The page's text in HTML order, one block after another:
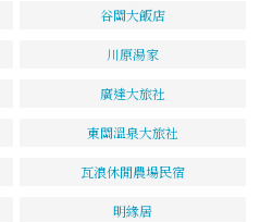
谷關大飯店
川原湯家
廣達大旅社
東關溫泉大旅社
瓦浪休閒農場民宿
明緣居